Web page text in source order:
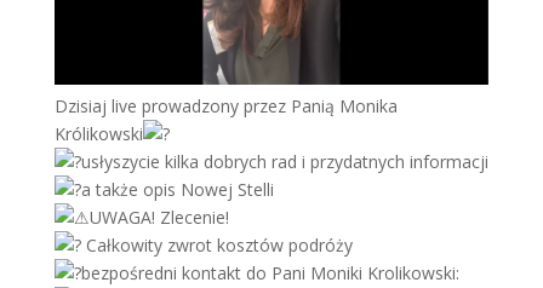
Dzisiaj live prowadzony przez Panią Monika
Królikowski
usłyszycie kilka dobrych rad i przydatnych informacji
a także opis Nowej Stelli
UWAGA! Zlecenie!
Całkowity zwrot kosztów podróży
bezpośredni kontakt do Pani Moniki Krolikowski: